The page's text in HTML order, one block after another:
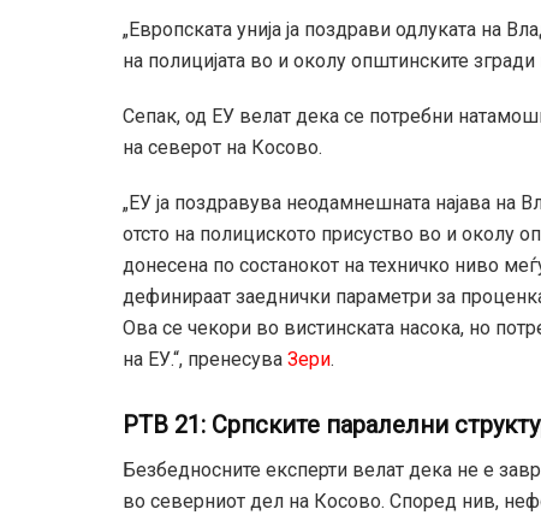
„Европската унија ја поздрави одлуката на
на полицијата во и околу општинските згради
Сепак, од ЕУ велат дека се потребни
на северот на Косово.
„ЕУ ја поздравува неодамнешната најава на
отсто на полициското присуство во и околу
донесена по состанокот на техничко ниво
дефинираат заеднички параметри за
Ова се чекори во вистинската насока, но
на ЕУ.“, пренесува Зери.
РТВ 21: Српските паралелни
Безбедносните експерти велат дека не е
во северниот дел на Косово. Според нив,